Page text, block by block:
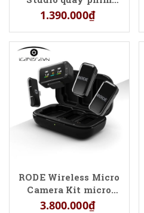
chụp ảnh
1.390.000₫
RODE Wireless Micro
Camera Kit micro
không dây chính
3.800.000₫